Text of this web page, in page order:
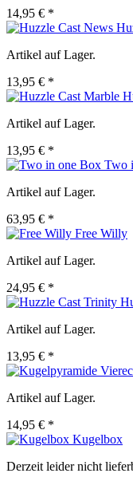
14,95 € *
Artikel auf Lager.
13,95 € *
Artikel auf Lager.
13,95 € *
Two
Artikel auf Lager.
63,95 € *
Free Willy
Artikel auf Lager.
24,95 € *
Artikel auf Lager.
13,95 € *
Artikel auf Lager.
14,95 € *
Kugelbox
Derzeit leider nicht